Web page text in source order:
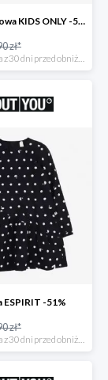
Bluzka Sportowa KIDS ONLY -51%
zł*
*najniższa cena z 30 dni przed obniżką
ESPIRIT -51%
zł*